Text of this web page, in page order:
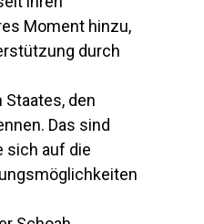
Moment hinzu,
durch
den
Das sind
sich auf die